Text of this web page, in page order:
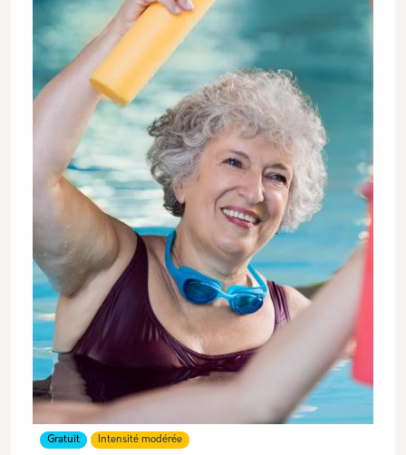
Gratuit Intensité modérée